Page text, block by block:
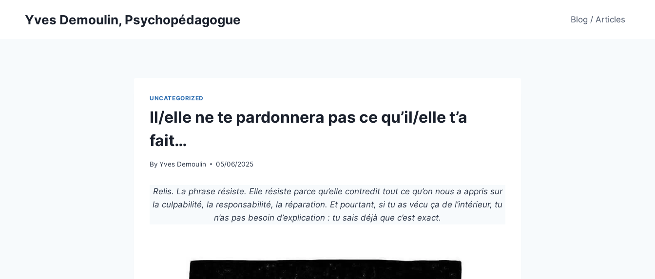
Yves Demoulin, Psychopédagogue Blog / Articles
UNCATEGORIZED
Il/elle ne te pardonnera pas ce qu’il/elle t’a
fait…
By Yves Demoulin 05/06/2025
Relis. La phrase résiste. Elle résiste parce qu’elle contredit tout ce qu’on nous a appris sur
la culpabilité, la responsabilité, la réparation. Et pourtant, si tu as vécu ça de l’intérieur, tu
n’as pas besoin d’explication : tu sais déjà que c’est exact.